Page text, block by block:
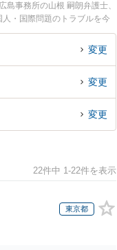
事務所の山根 嗣朗弁護士、
・国際問題のトラブルを今
相談できる広島市中区内の弁
変更
変更
変更
22件中 1-22件を表示
東京都